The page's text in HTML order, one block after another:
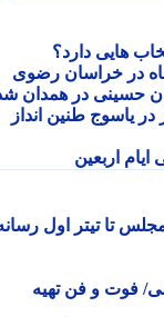
دارد؟
در همدان شد
طنین انداز
تا تیتر اول رسانه
و فن تهیه